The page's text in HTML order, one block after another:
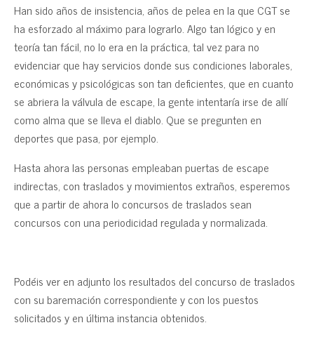
Han sido años de insistencia, años de pelea en la que CGT se
ha esforzado al máximo para lograrlo. Algo tan lógico y en
teoría tan fácil, no lo era en la práctica, tal vez para no
evidenciar que hay servicios donde sus condiciones laborales,
económicas y psicológicas son tan deficientes, que en cuanto
se abriera la válvula de escape, la gente intentaría irse de allí
como alma que se lleva el diablo. Que se pregunten en
deportes que pasa, por ejemplo.
Hasta ahora las personas empleaban puertas de escape
indirectas, con traslados y movimientos extraños, esperemos
que a partir de ahora lo concursos de traslados sean
concursos con una periodicidad regulada y normalizada.
Podéis ver en adjunto los resultados del concurso de traslados
con su baremación correspondiente y con los puestos
solicitados y en última instancia obtenidos.